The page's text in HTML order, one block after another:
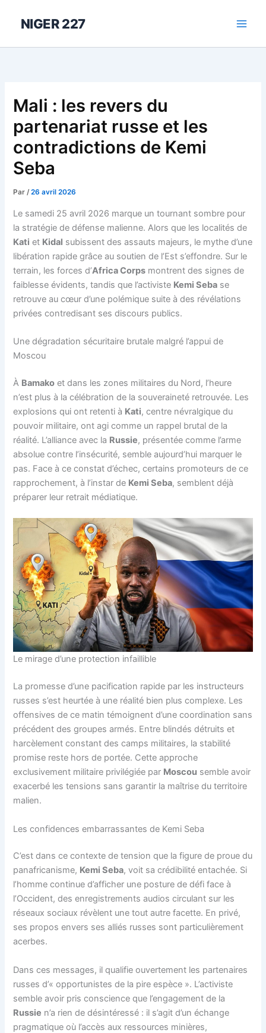
NIGER 227
Mali : les revers du
partenariat russe et les
contradictions de Kemi
Seba
Par/26 avril 2026
Le samedi 25 avril 2026 marque un tournant sombre pour
la stratégie de défense malienne. Alors que les localités de
Kati et Kidal subissent des assauts majeurs, le mythe d’une
libération rapide grâce au soutien de l’Est s’effondre. Sur le
terrain, les forces d’Africa Corps montrent des signes de
faiblesse évidents, tandis que l’activiste Kemi Seba se
retrouve au cœur d’une polémique suite à des révélations
privées contredisant ses discours publics.
Une dégradation sécuritaire brutale malgré l’appui de
Moscou
À Bamako et dans les zones militaires du Nord, l’heure
n’est plus à la célébration de la souveraineté retrouvée. Les
explosions qui ont retenti à Kati, centre névralgique du
pouvoir militaire, ont agi comme un rappel brutal de la
réalité. L’alliance avec la Russie, présentée comme l’arme
absolue contre l’insécurité, semble aujourd’hui marquer le
pas. Face à ce constat d’échec, certains promoteurs de ce
rapprochement, à l’instar de Kemi Seba, semblent déjà
préparer leur retrait médiatique.
Le mirage d’une protection infaillible
La promesse d’une pacification rapide par les instructeurs
russes s’est heurtée à une réalité bien plus complexe. Les
offensives de ce matin témoignent d’une coordination sans
précédent des groupes armés. Entre blindés détruits et
harcèlement constant des camps militaires, la stabilité
promise reste hors de portée. Cette approche
exclusivement militaire privilégiée par Moscou semble avoir
exacerbé les tensions sans garantir la maîtrise du territoire
malien.
Les confidences embarrassantes de Kemi Seba
C’est dans ce contexte de tension que la figure de proue du
panafricanisme, Kemi Seba, voit sa crédibilité entachée. Si
l’homme continue d’afficher une posture de défi face à
l’Occident, des enregistrements audios circulant sur les
réseaux sociaux révèlent une tout autre facette. En privé,
ses propos envers ses alliés russes sont particulièrement
acerbes.
Dans ces messages, il qualifie ouvertement les partenaires
russes d’« opportunistes de la pire espèce ». L’activiste
semble avoir pris conscience que l’engagement de la
Russie n’a rien de désintéressé : il s’agit d’un échange
pragmatique où l’accès aux ressources minières,